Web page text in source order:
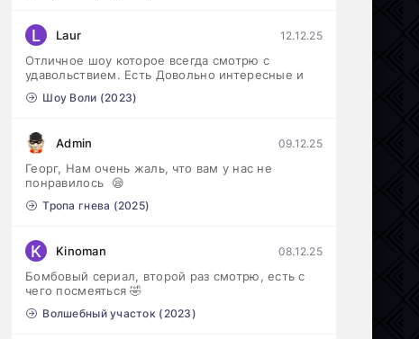
1-6 серия
L Laur 12.12.25
Отличное шоу которое всегда смотрю с
удавольствием. Есть Довольно интересные и
Шоу Воли (2023)
Admin 09.12.25
Георг, Нам очень жаль, что вам у нас не
понравилось 😪
Тропа гнева (2025)
K Kinoman 08.12.25
Бомбовый сериал, второй раз смотрю, есть с
чего посмеяться 🤣
Волшебный участок (2023)